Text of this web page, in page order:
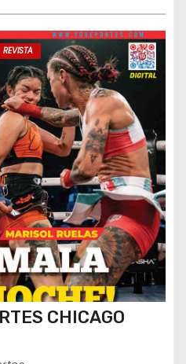
REVISTA
CHICAGO